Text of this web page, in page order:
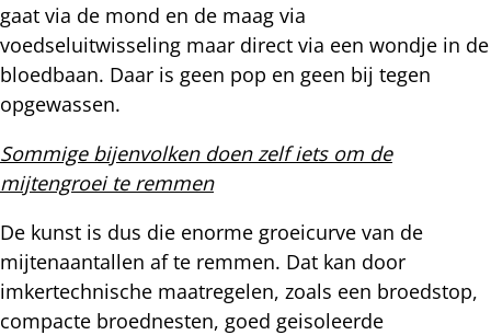
gaat via de mond en de maag via
voedseluitwisseling maar direct via een wondje in de
bloedbaan. Daar is geen pop en geen bij tegen
opgewassen.
Sommige bijenvolken doen zelf iets om de
mijtengroei te remmen
De kunst is dus die enorme groeicurve van de
mijtenaantallen af te remmen. Dat kan door
imkertechnische maatregelen, zoals een broedstop,
compacte broednesten, goed geisoleerde